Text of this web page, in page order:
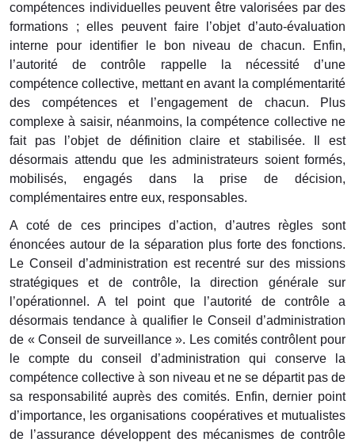
compétences individuelles peuvent être valorisées par des
formations ; elles peuvent faire l’objet d’auto-évaluation
interne pour identifier le bon niveau de chacun. Enfin,
l’autorité de contrôle rappelle la nécessité d’une
compétence collective, mettant en avant la complémentarité
des compétences et l’engagement de chacun. Plus
complexe à saisir, néanmoins, la compétence collective ne
fait pas l’objet de définition claire et stabilisée. Il est
désormais attendu que les administrateurs soient formés,
mobilisés, engagés dans la prise de décision,
complémentaires entre eux, responsables.
A coté de ces principes d’action, d’autres règles sont
énoncées autour de la séparation plus forte des fonctions.
Le Conseil d’administration est recentré sur des missions
stratégiques et de contrôle, la direction générale sur
l’opérationnel. A tel point que l’autorité de contrôle a
désormais tendance à qualifier le Conseil d’administration
de « Conseil de surveillance ». Les comités contrôlent pour
le compte du conseil d’administration qui conserve la
compétence collective à son niveau et ne se départit pas de
sa responsabilité auprès des comités. Enfin, dernier point
d’importance, les organisations coopératives et mutualistes
de l’assurance développent des mécanismes de contrôle